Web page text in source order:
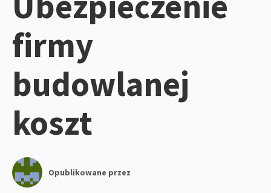
firmy
budowlanej
koszt
Opublikowane przez